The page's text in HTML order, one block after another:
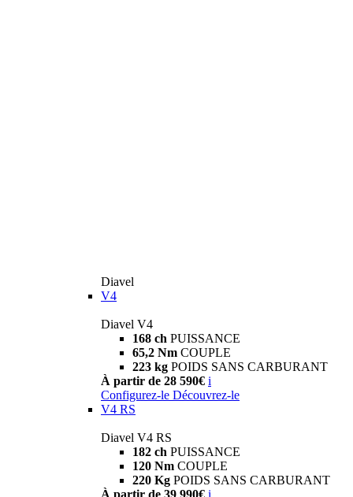
Diavel
V4
Diavel V4
168 ch PUISSANCE
65,2 Nm COUPLE
223 kg POIDS SANS CARBURANT
À partir de 28 590€ i
Configurez-le Découvrez-le
V4 RS
Diavel V4 RS
182 ch PUISSANCE
120 Nm COUPLE
220 Kg POIDS SANS CARBURANT
À partir de 39 990€ i